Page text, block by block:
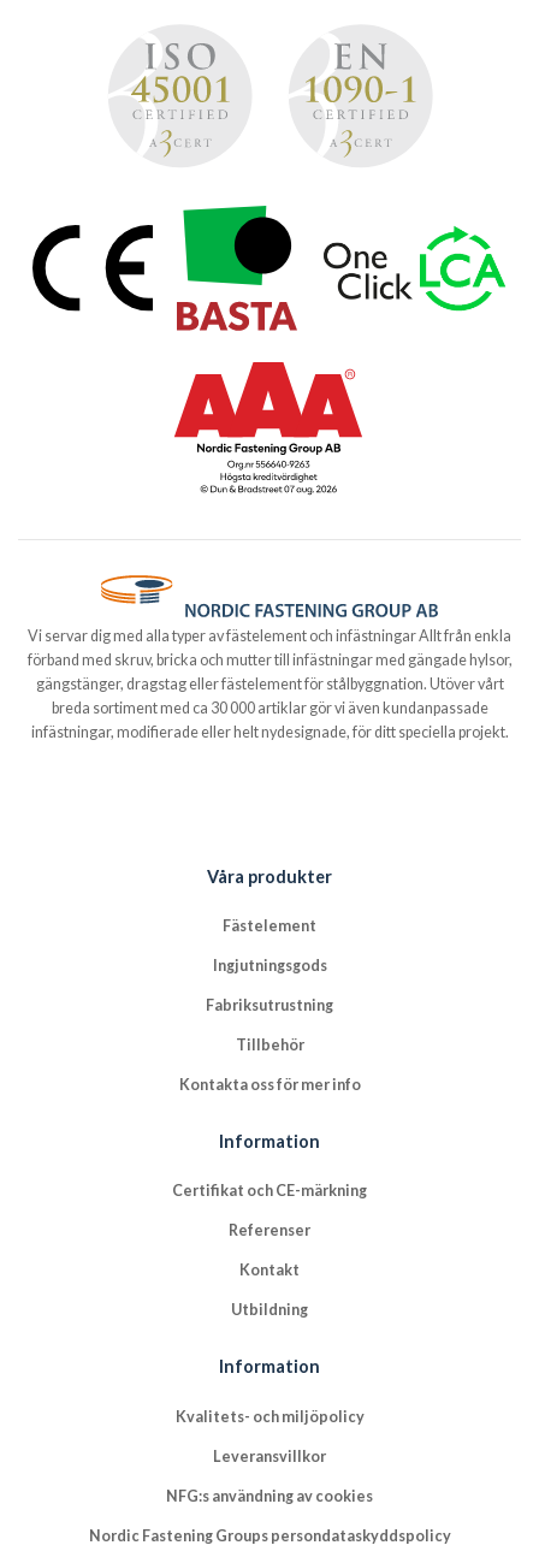
Vi servar dig med alla typer av fästelement och infästningar Allt från enkla
förband med skruv, bricka och mutter till infästningar med gängade hylsor,
gängstänger, dragstag eller fästelement för stålbyggnation. Utöver vårt
breda sortiment med ca 30 000 artiklar gör vi även kundanpassade
infästningar, modifierade eller helt nydesignade, för ditt speciella projekt.
Våra produkter
Fästelement
Ingjutningsgods
Fabriksutrustning
Tillbehör
Kontakta oss för mer info
Information
Certifikat och CE-märkning
Referenser
Kontakt
Utbildning
Information
Kvalitets- och miljöpolicy
Leveransvillkor
NFG:s användning av cookies
Nordic Fastening Groups persondataskyddspolicy